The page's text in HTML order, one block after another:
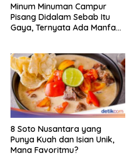
Minum Minuman Campur
Pisang Didalam Sebab Itu
Gaya, Ternyata Ada Manfaat
8 Soto Nusantara yang
Punya Kuah dan Isian Unik,
Mana Favoritmu?